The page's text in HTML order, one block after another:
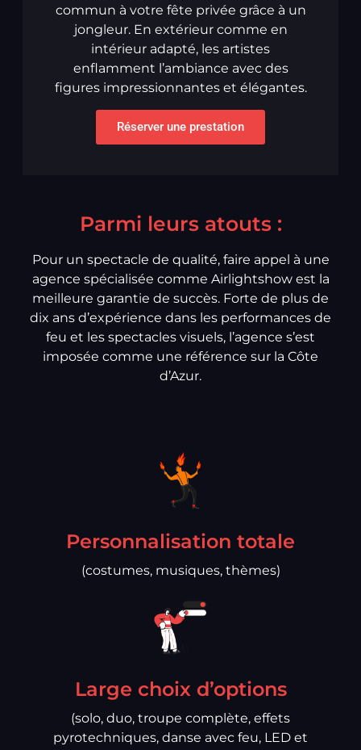
commun à votre fête privée grâce à un
jongleur. En extérieur comme en
intérieur adapté, les artistes
enflamment l’ambiance avec des
figures impressionnantes et élégantes.
Réserver une prestation
Parmi leurs atouts :
Pour un spectacle de qualité, faire appel à une
agence spécialisée comme Airlightshow est la
meilleure garantie de succès. Forte de plus de
dix ans d’expérience dans les performances de
feu et les spectacles visuels, l’agence s’est
imposée comme une référence sur la Côte
d’Azur.
Personnalisation totale
(costumes, musiques, thèmes)
Large choix d’options
(solo, duo, troupe complète, effets
pyrotechniques, danse avec feu, LED et